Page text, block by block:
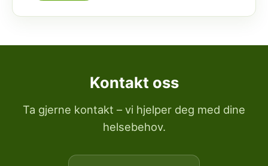
Kontakt oss
Ta gjerne kontakt – vi hjelper deg med dine
helsebehov.